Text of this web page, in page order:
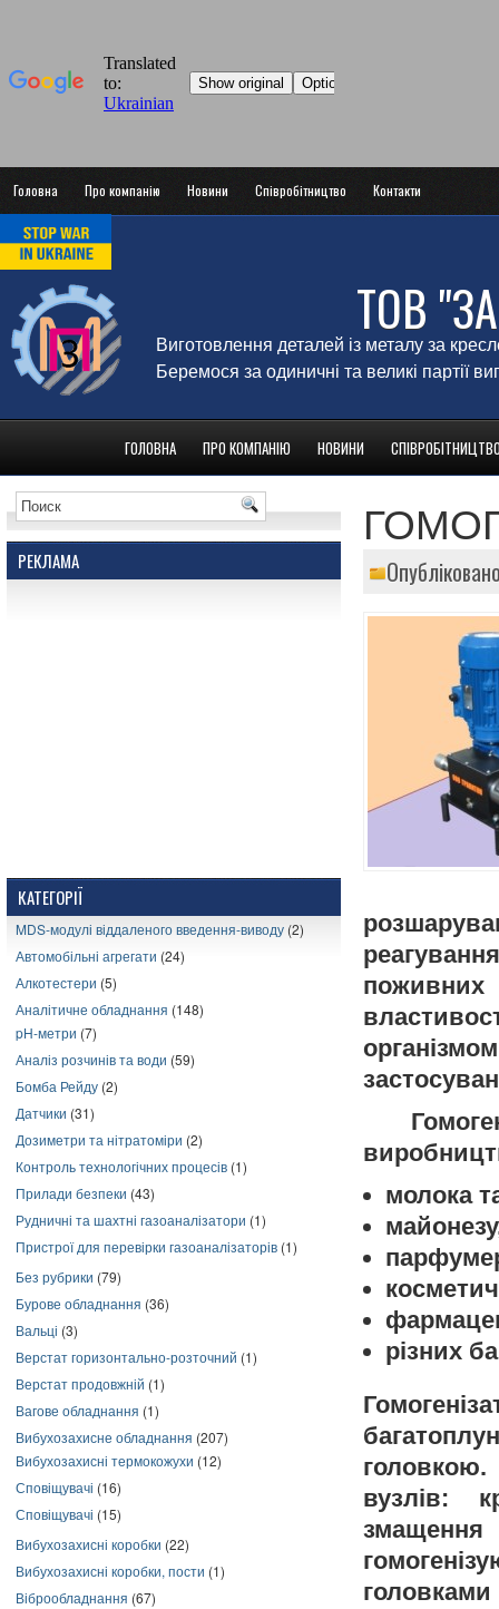
Головна Про компанію Новини Співробітництво Контакти
ТОВ
Виготовлення деталей із металу за
Беремося за одиничні та великі партії
ГОЛОВНА ПРО КОМПАНІЮ НОВИНИ
РЕКЛАМА
КАТЕГОРІЇ
MDS-модулі віддаленого введення-виводу (2)
Автомобільні агрегати (24)
Алкотестери (5)
Аналітичне обладнання (148)
pH-метри (7)
Аналіз розчинів та води (59)
Бомба Рейду (2)
Датчики (31)
Дозиметри та нітратоміри (2)
Контроль технологічних процесів (1)
Прилади безпеки (43)
Рудничні та шахтні газоаналізатори (1)
Пристрої для перевірки газоаналізаторів (1)
Без рубрики (79)
Бурове обладнання (36)
Вальці (3)
Верстат горизонтально-розточний (1)
Верстат продовжній (1)
Вагове обладнання (1)
Вибухозахисне обладнання (207)
Вибухозахисні термокожухи (12)
Сповіщувачі (16)
Сповіщувачі (15)
Вибухозахисні коробки (22)
Вибухозахисні коробки, пости (1)
Віброобладнання (67)
молока
різних
вузлів: